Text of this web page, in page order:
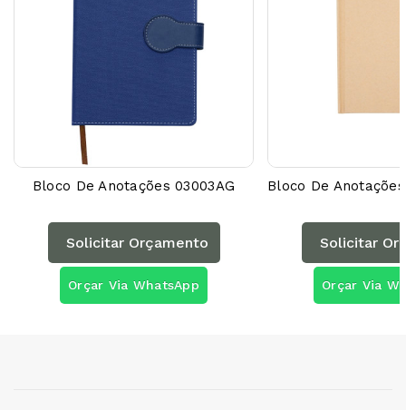
Bloco De Anotações 03003AG
Solicitar Orçamento
Orçar Via WhatsApp
Solicitar
Orçar Via